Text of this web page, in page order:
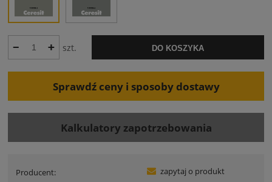
szt. DO KOSZYKA
Sprawdź ceny i sposoby dostawy
Kalkulatory zapotrzebowania
Producent: zapytaj o produkt